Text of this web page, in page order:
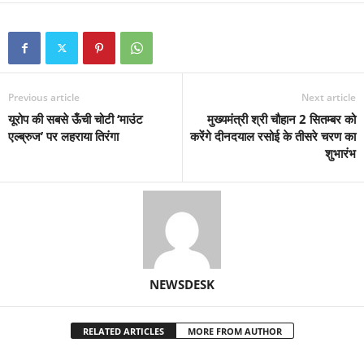
Previous article
यूरोप की सबसे ऊँची चोटी ‘माउंट
एल्ब्रुज’ पर लहराया तिरंगा
Next article
मुख्यमंत्री श्री चौहान 2 सितम्बर को
करेंगे दीनदयाल रसोई के तीसरे चरण का
शुभारंभ
NEWSDESK
RELATED ARTICLES MORE FROM AUTHOR